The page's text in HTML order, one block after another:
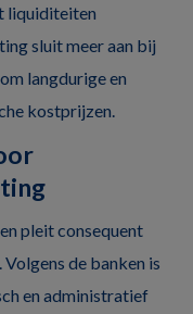
liquiditeiten
sluit meer aan bij
langdurige en
kostprijzen.
pleit consequent
de banken is
en administratief